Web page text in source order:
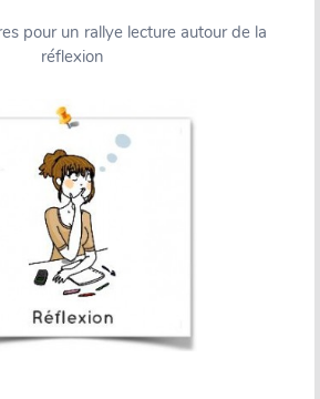
pour un rallye lecture autour de la
réflexion